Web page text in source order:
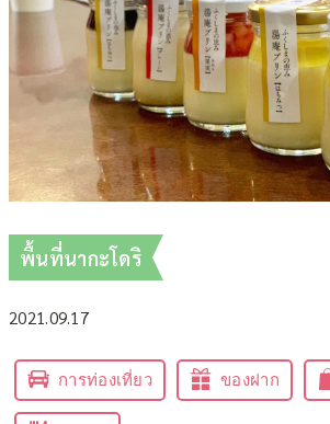
พื้นที่นากะโดริ
2021.09.17
การท่องเที่ยว ของฝาก